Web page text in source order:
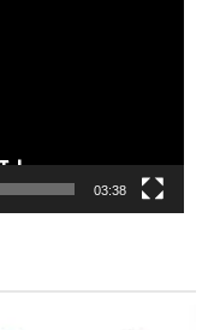
03:38